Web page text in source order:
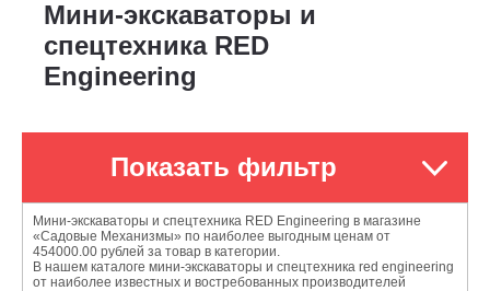
Мини-экскаваторы и
спецтехника RED
Engineering
Показать фильтр
Мини-экскаваторы и спецтехника RED Engineering в магазине
«Садовые Механизмы» по наиболее выгодным ценам от
454000.00 рублей за товар в категории.
В нашем каталоге мини-экскаваторы и спецтехника red engineering
от наиболее известных и востребованных производителей